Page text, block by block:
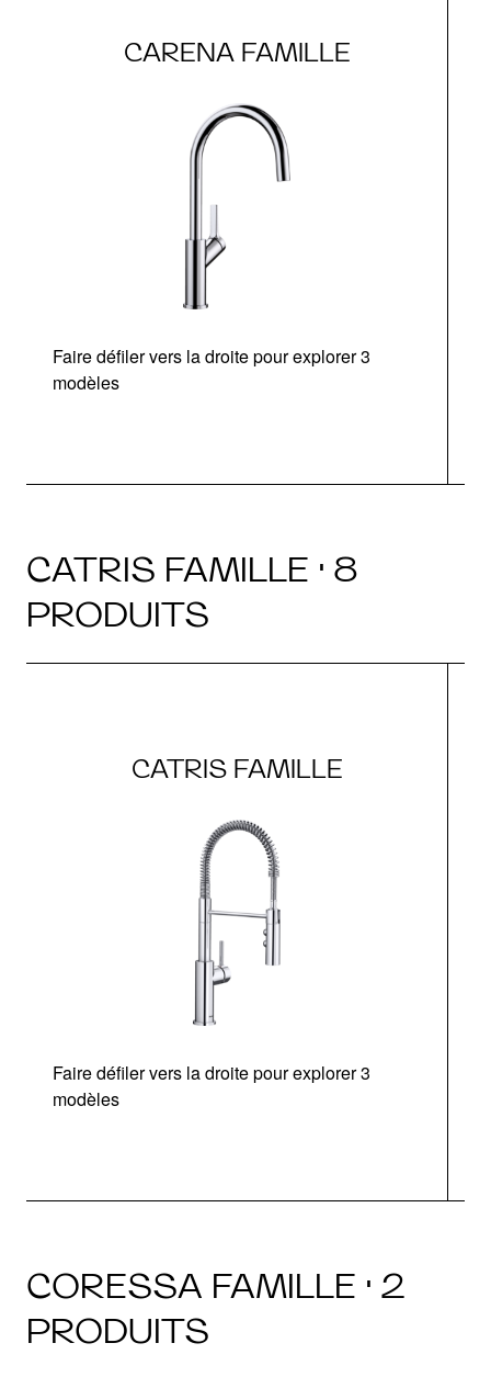
CARENA FAMILLE
Faire défiler vers la droite pour explorer 3
modèles
CATRIS FAMILLE · 8
PRODUITS
CATRIS FAMILLE
Faire défiler vers la droite pour explorer 3
modèles
CORESSA FAMILLE · 2
PRODUITS